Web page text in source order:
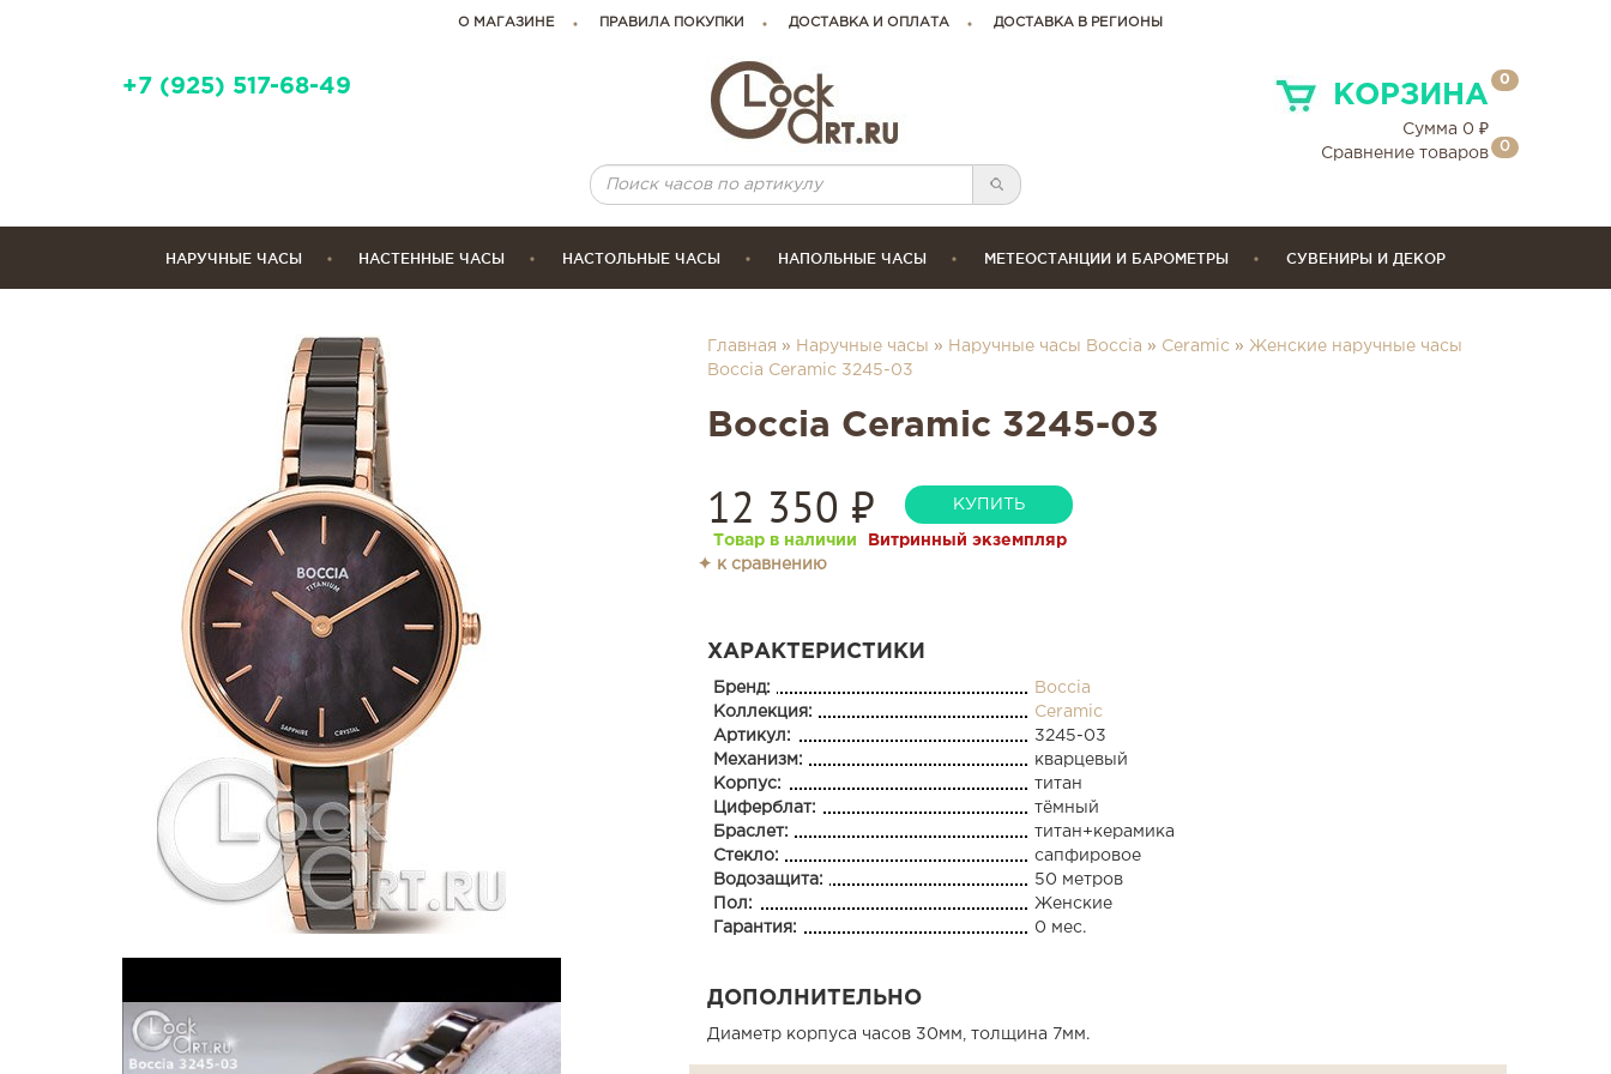
О МАГАЗИНЕ ПРАВИЛА ПОКУПКИ ДОСТАВКА И ОПЛАТА ДОСТАВКА В РЕГИОНЫ
+7 (925) 517-68-49 КОРЗИНА
0
Сумма 0 ₽
Сравнение товаров
0
НАРУЧНЫЕ ЧАСЫ НАСТЕННЫЕ ЧАСЫ НАСТОЛЬНЫЕ ЧАСЫ НАПОЛЬНЫЕ ЧАСЫ МЕТЕОСТАНЦИИ И БАРОМЕТРЫ СУВЕНИРЫ И ДЕКОР
Главная » Наручные часы » Наручные часы Boccia » Ceramic » Женские наручные часы
Boccia Ceramic 3245-03
Boccia Ceramic 3245-03
12 350 ₽ КУПИТЬ
Товар в наличии
Витринный экземпляр
✦ к сравнению
ХАРАКТЕРИСТИКИ
Бренд:
Boccia
Коллекция:
Ceramic
Артикул:
3245-03
Механизм:
кварцевый
Корпус:
титан
Циферблат:
тёмный
Браслет:
титан+керамика
Стекло:
сапфировое
Водозащита:
50 метров
Пол:
Женские
Гарантия:
0 мес.
ДОПОЛНИТЕЛЬНО
Диаметр корпуса часов 30мм, толщина 7мм.